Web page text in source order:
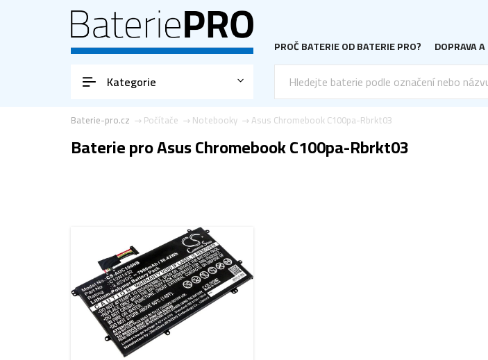
PROČ BATERIE OD BATERIE PRO? DOPRAVA
Kategorie
Asus Chromebook C100pa-Rbrkt03
Notebooky
Počítače
Baterie-pro.cz
Baterie pro Asus Chromebook C100pa-Rbrkt03